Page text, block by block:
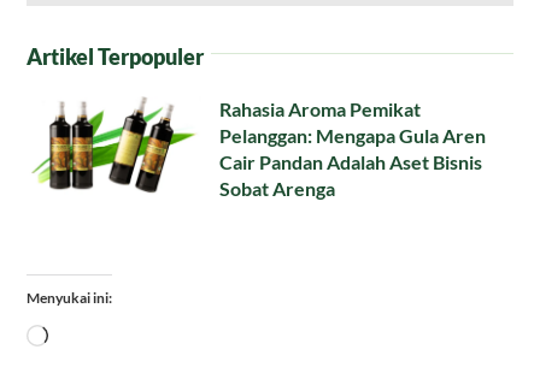
Artikel Terpopuler
Rahasia Aroma Pemikat
Pelanggan: Mengapa Gula Aren
Cair Pandan Adalah Aset Bisnis
Sobat Arenga
Menyukai ini:
Memuat...